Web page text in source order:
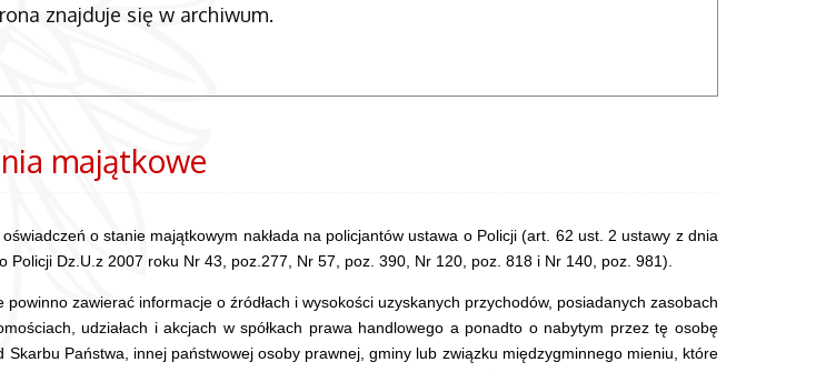
znajduje się w archiwum.
majątkowe
oświadczeń o stanie majątkowym nakłada na policjantów ustawa o Policji (art. 62 ust. 2 ustawy z dnia
Policji Dz.U.z 2007 roku Nr 43, poz.277, Nr 57, poz. 390, Nr 120, poz. 818 i Nr 140, poz. 981).
powinno zawierać informacje o źródłach i wysokości uzyskanych przychodów, posiadanych zasobach
udziałach i akcjach w spółkach prawa handlowego a ponadto o nabytym przez tę osobę
Skarbu Państwa, innej państwowej osoby prawnej, gminy lub związku międzygminnego mieniu, które